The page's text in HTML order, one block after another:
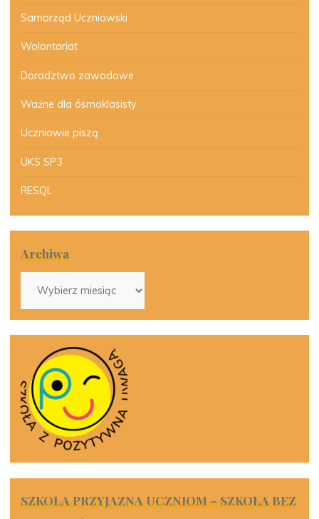
Samorząd Uczniowski
Wolontariat
Doradztwo zawodowe
Ważne dla ósmoklasisty
Uczniowie piszą
UKS SP3
RESQL
Archiwa
SZKOŁA PRZYJAZNA UCZNIOM – SZKOŁA BEZ